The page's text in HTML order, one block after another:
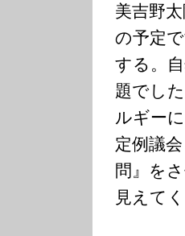
美吉野
の予定
する。
題でし
ルギー
定例議
問』を
見えて